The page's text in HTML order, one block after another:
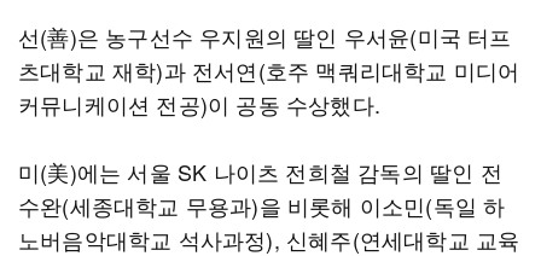
선(善)은 농구선수 우지원의 딸인 우서윤(미국 터프
츠대학교 재학)과 전서연(호주 맥쿼리대학교 미디어
커뮤니케이션 전공)이 공동 수상했다.
미(美)에는 서울 SK 나이츠 전희철 감독의 딸인 전
수완(세종대학교 무용과)을 비롯해 이소민(독일 하
노버음악대학교 석사과정), 신혜주(연세대학교 교육